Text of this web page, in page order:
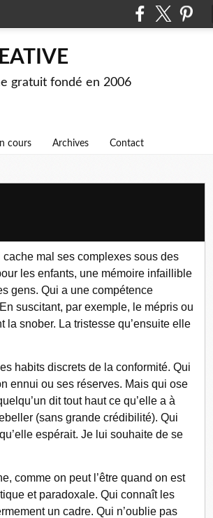
gratuit fondé en 2006
cours Archives Contact
cache mal ses complexes sous des
les enfants, une mémoire infaillible
gens. Qui a une compétence
suscitant, par exemple, le mépris ou
la snober. La tristesse qu’ensuite elle
habits discrets de la conformité. Qui
ennui ou ses réserves. Mais qui ose
dit tout haut ce qu’elle a à
(sans grande crédibilité). Qui
espérait. Je lui souhaite de se
comme on peut l’être quand on est
et paradoxale. Qui connaît les
un cadre. Qui n’oublie pas